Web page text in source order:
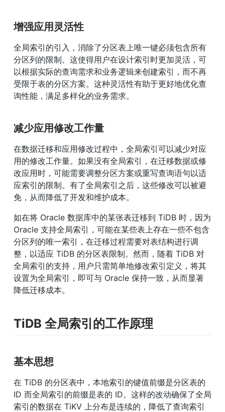
增强应用灵活性
全局索引的引入，消除了分区表上唯一键必须包含所有
分区列的限制。这使得用户在设计索引时更加灵活，可
以根据实际的查询需求和业务逻辑来创建索引，而不再
受限于表的分区方案。这种灵活性有助于更好地优化查
询性能，满足多样化的业务需求。
减少应用修改工作量
在数据迁移和应用修改过程中，全局索引可以减少对应
用的修改工作量。如果没有全局索引，在迁移数据或修
改应用时，可能需要调整分区方案或重写查询语句以适
应索引的限制。有了全局索引之后，这些修改可以被避
免，从而降低了开发和维护成本。
如在将 Oracle 数据库中的某张表迁移到 TiDB 时，因为
Oracle 支持全局索引，可能在某些表上存在一些不包含
分区列的唯一索引，在迁移过程需要对表结构进行调
整，以适应 TiDB 的分区表限制。然而，随着 TiDB 对
全局索引的支持，用户只需简单地修改索引定义，将其
设置为全局索引，即可与 Oracle 保持一致，从而显著
降低迁移成本。
TiDB 全局索引的工作原理
基本思想
在 TiDB 的分区表中，本地索引的键值前缀是分区表的
ID 而全局索引的前缀是表的 ID。这样的改动确保了全局
索引的数据在 TiKV 上分布是连续的，降低了查询索引